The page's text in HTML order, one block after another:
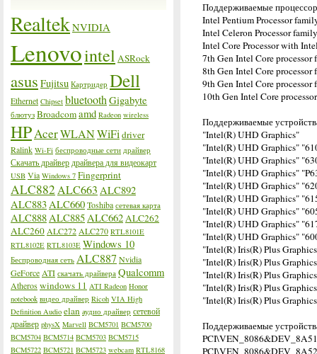
RealtekNVIDIA
Lenovointel ASRock
asus Fujitsu Картридер Dell
Ethernet Chipset bluetooth Gigabyte
блютуз Broadcomamd Radeon wireless
HPAcerWLANWiFi driver
Ralink Wi-Fi беспроводные сети драйвер
Скачать драйвер драйвера для видеокарт
USB Via Windows 7 Fingerprint
ALC882 ALC663 ALC892
ALC883ALC660Toshiba сетевая карта
ALC888ALC885ALC662ALC262
ALC260 ALC272 ALC270 RTL8101E
RTL8102E RTL8103E Windows 10
Беспроводная сеть ALC887 Nvidia
GeForce ATI скачать драйвера Qualcomm
Atheroswindows 11 ATI Radeon Honor
notebook видео драйвер Ricoh VIA High
Definition Audio elan аудио драйвер сетевой
драйвер physX Marvell BCM5701 BCM5700
BCM5704 BCM5714 BCM5703 BCM5715
BCM5722 BCM5721 BCM5723 webcam RTL8168
Поддерживаемые
Intel Pentium Processor
Intel Celeron Processor
Intel Core Processor with
7th Gen Intel Core
8th Gen Intel Core
9th Gen Intel Core
10th Gen Intel Core
Поддерживаемые
"Intel(R) UHD Graphics"
"Intel(R) UHD Graphics"
"Intel(R) UHD Graphics"
"Intel(R) UHD Graphics"
"Intel(R) UHD Graphics"
"Intel(R) UHD Graphics"
"Intel(R) UHD Graphics"
"Intel(R) UHD Graphics"
"Intel(R) UHD Graphics"
"Intel(R) Iris(R) Plus
"Intel(R) Iris(R) Plus
"Intel(R) Iris(R) Plus
"Intel(R) Iris(R) Plus
"Intel(R) Iris(R) Plus
Поддерживаемые
PCI\VEN_8086&DEV_8A51
PCI\VEN_8086&DEV_8A52